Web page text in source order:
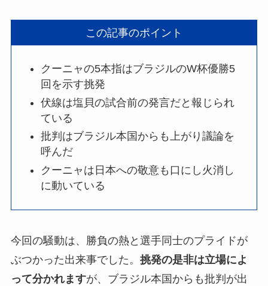
この記事のポイント
クーニャの5本指はブラジルのW杯優勝5
回を示す挑発
伏線は塩貝の試合前の発言だと報じられ
ている
批判はブラジル本国からも上がり議論を
呼んだ
クーニャは日本への敬意も口にし火消し
に動いている
今回の騒動は、勝負の熱と選手同士のプライドが
ぶつかった出来事でした。 挑発の是非は立場によ
って分かれますが、ブラジル本国からも批判が出